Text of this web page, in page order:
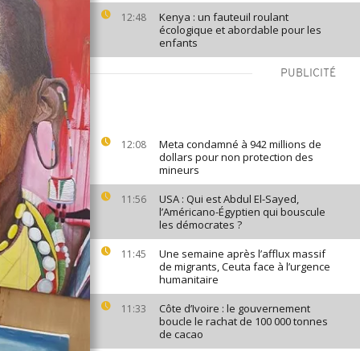
12:48
Kenya : un fauteuil roulant
écologique et abordable pour les
enfants
PUBLICITÉ
12:08
Meta condamné à 942 millions de
dollars pour non protection des
mineurs
11:56
USA : Qui est Abdul El-Sayed,
l’Américano-Égyptien qui bouscule
les démocrates ?
11:45
Une semaine après l’afflux massif
de migrants, Ceuta face à l’urgence
humanitaire
11:33
Côte d’Ivoire : le gouvernement
boucle le rachat de 100 000 tonnes
de cacao